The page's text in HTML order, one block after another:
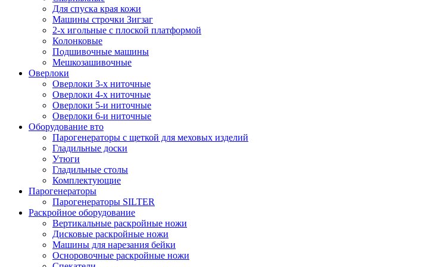
Для спуска края кожи
Машины строчки Зигзаг
2-х игольные с плоской платформой
Колонковые
Подшивочные машины
Мешкозашивочные
Оверлоки
Оверлоки 3-х ниточные
Оверлоки 4-х ниточные
Оверлоки 5-и ниточные
Оверлоки 6-и ниточные
Оборудование вто
Парогенераторы с щеткой для меховых изделий
Гладильные доски
Утюги
Гладильные столы
Комплектующие
Парогенераторы
Парогенераторы SILTER
Раскройное оборудование
Вертикальные раскройные ножи
Дисковые раскройные ножи
Машины для нарезания бейки
Осноровочные раскройные ножи